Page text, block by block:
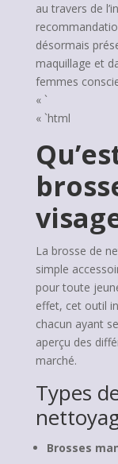
au travers de
désormais
maquillage et
femmes
« `
« `html
La brosse de
simple
pour toute
effet, cet outil
chacun ayant
aperçu des
marché.
Types
Brosses